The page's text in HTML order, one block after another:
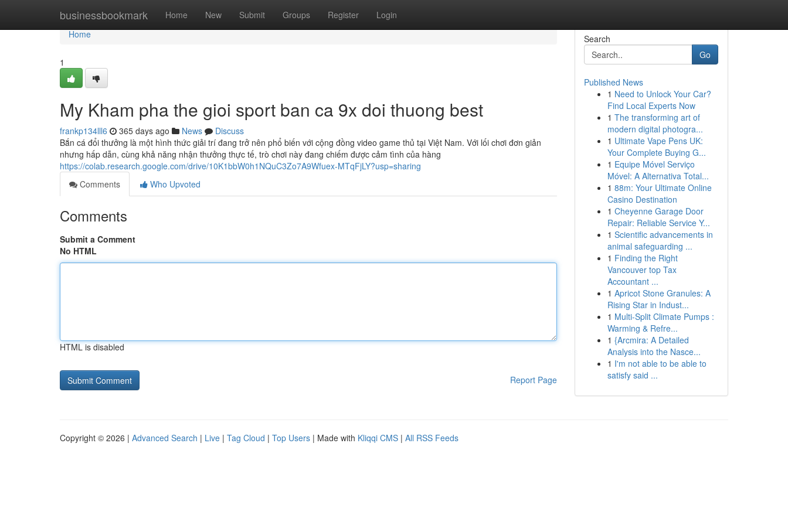
businessbookmark Home New Submit Groups Register Login
Home
Home
1
My Kham pha the gioi sport ban ca 9x doi thuong best
frankp134lll6 365 days ago News
Discuss
Bắn cá đổi thưởng là một hình thức giải trí đang trở nên phổ biến với cộng đồng video game thủ tại Việt Nam. Với lối chơi đơn giản
nhưng hấp dẫn, cùng khả năng nhận thưởng thực tế, trò chơi này đang chiếm được cảm tình của hàng
https://colab.research.google.com/drive/10K1bbW0h1NQuC3Zo7A9Wfuex-MTqFjLY?usp=sharing
Comments
Who Upvoted
Comments
Submit a Comment
No HTML
HTML is disabled
Report Page
Search
Go
Published News
1 Need to Unlock Your Car?
Find Local Experts Now
1 The transforming art of
modern digital photogra...
1 Ultimate Vape Pens UK:
Your Complete Buying G...
1 Equipe Móvel Serviço
Móvel: A Alternativa Total...
1 88m: Your Ultimate Online
Casino Destination
1 Cheyenne Garage Door
Repair: Reliable Service Y...
1 Scientific advancements in
animal safeguarding ...
1 Finding the Right
Vancouver top Tax
Accountant ...
1 Apricot Stone Granules: A
Rising Star in Indust...
1 Multi-Split Climate Pumps :
Warming & Refre...
1 {Arcmira: A Detailed
Analysis into the Nasce...
1 I'm not able to be able to
satisfy said ...
Copyright © 2026 | Advanced Search | Live | Tag Cloud | Top Users | Made with Kliqqi CMS | All RSS Feeds